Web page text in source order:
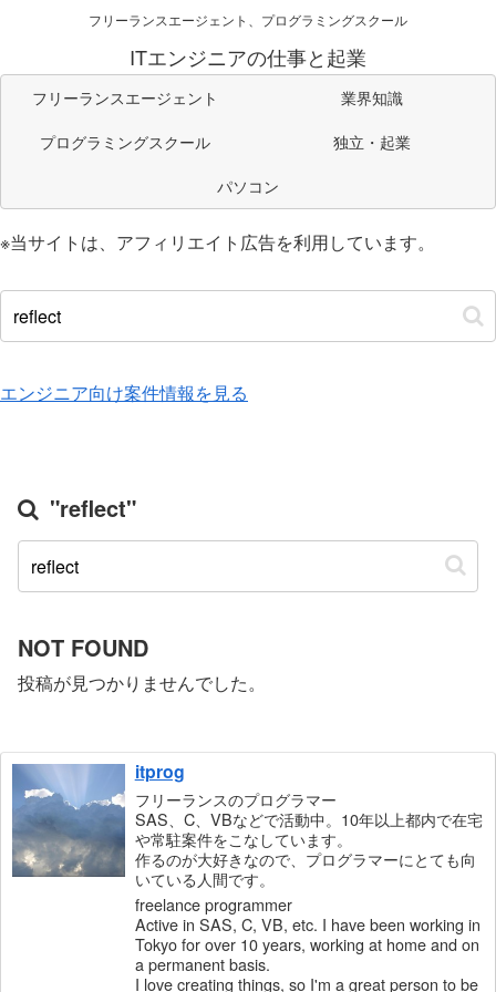
フリーランスエージェント、プログラミングスクール
ITエンジニアの仕事と起業
フリーランスエージェント
業界知識
プログラミングスクール
独立・起業
パソコン
※当サイトは、アフィリエイト広告を利用しています。
エンジニア向け案件情報を見る
"reflect"
NOT FOUND
投稿が見つかりませんでした。
itprog
フリーランスのプログラマー
SAS、C、VBなどで活動中。10年以上都内で在宅
や常駐案件をこなしています。
作るのが大好きなので、プログラマーにとても向
いている人間です。
freelance programmer
Active in SAS, C, VB, etc. I have been working in
Tokyo for over 10 years, working at home and on
a permanent basis.
I love creating things, so I'm a great person to be